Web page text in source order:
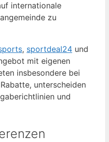
internationale
zu
, sportdeal24 und
mit eigenen
insbesondere bei
unterscheiden
und